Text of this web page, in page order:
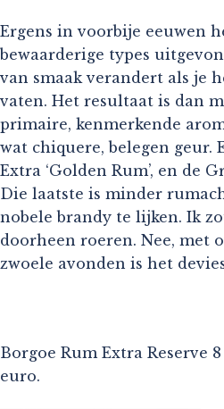
Ergens in voorbije eeuwen
bewaarderige types
van smaak verandert als je
vaten. Het resultaat is dan
primaire, kenmerkende
wat chiquere, belegen geur.
Extra ‘Golden Rum’, en de
Die laatste is minder
nobele brandy te lijken. Ik
doorheen roeren. Nee, met
zwoele avonden is het
Borgoe Rum Extra Reserve
euro.